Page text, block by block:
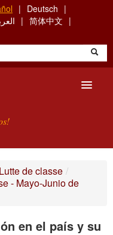
Deutsch
简体中文
de classe /
- Mayo-Junio de
en el país y su